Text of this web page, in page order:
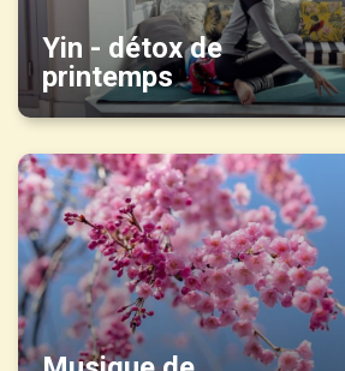
Yin - détox de
printemps